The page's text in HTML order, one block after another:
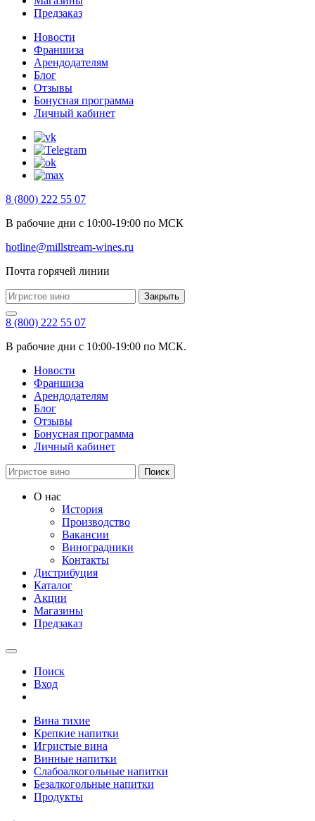
Предзаказ
Новости
Франшиза
Арендодателям
Блог
Отзывы
Бонусная программа
Личный кабинет
8 (800) 222 55 07
В рабочие дни с 10:00-19:00 по МСК
hotline@millstream-wines.ru
Почта горячей линии
Закрыть
8 (800) 222 55 07
В рабочие дни с 10:00-19:00 по МСК.
Новости
Франшиза
Арендодателям
Блог
Отзывы
Бонусная программа
Личный кабинет
Поиск
О нас
История
Производство
Вакансии
Виноградники
Контакты
Дистрибуция
Каталог
Акции
Магазины
Предзаказ
Поиск
Вход
Вина тихие
Крепкие напитки
Игристые вина
Винные напитки
Слабоалкогольные напитки
Безалкогольные напитки
Продукты